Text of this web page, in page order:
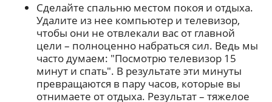
Сделайте спальню местом покоя и отдыха.
Удалите из нее компьютер и телевизор,
чтобы они не отвлекали вас от главной
цели – полноценно набраться сил. Ведь мы
часто думаем: "Посмотрю телевизор 15
минут и спать". В результате эти минуты
превращаются в пару часов, которые вы
отнимаете от отдыха. Результат – тяжелое